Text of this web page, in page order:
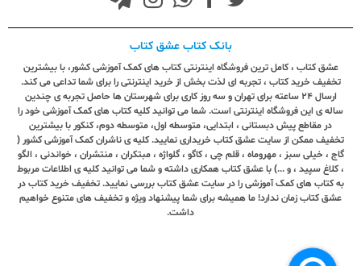
بانک کتاب عشق کتاب
عشق کتاب ، کامل ترین فروشگاه اینترنتی کتاب های کمک آموزشی کشور، با بیشترین
تخفیف خرید کتاب ، تجربه ای لذت بخش از خرید اینترنتی را برای شما تداعی می کند.
ارسال ٢٤ ساعته برای تهران و سه روز کاری برای شهرستان ها حاصل تجربه ی چندین
ساله ی این فروشگاه اینترنتی است. شما می توانید کلیه کتاب های کمک آموزشی خود را
در مقاطع پیش دبستانی ، ابتدایی، متوسطه اول، متوسطه دوم، کنکور با بیشترین
تخفیف ممکن از سایت عشق کتاب خریداری نمایید. کلیه ی ناشران کمک آموزشی کشور (
گاج ، خیلی سبز ، مهروماه ، قلم چی ، کاگو ، گلواژه ، مبتکران ، منتشران ، خواندنی ، الگو
، کلاغ سپید ، و ...) با عشق کتاب همکاری داشته و شما می توانید کلیه ی اطلاعات مربوط
به کتاب های کمک آموزشی را در سایت عشق کتاب بررسی نمایید. تخفیف خرید کتاب در
عشق کتاب زمان ندارد! ما همیشه برای شما پیشنهاد ویژه و تخفیف های متنوع خواهیم
داشت.